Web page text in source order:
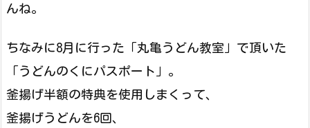
んね。
ちなみに8月に行った「丸亀うどん教室」で頂いた
「うどんのくにパスポート」。
釜揚げ半額の特典を使用しまくって、
釜揚げうどんを6回、